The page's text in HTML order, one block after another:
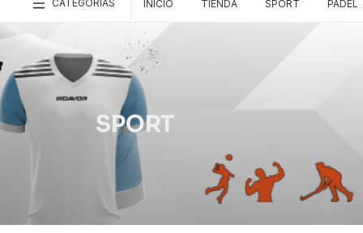
CATEGORÍAS INICIO TIENDA SPORT PADEL
SPORT